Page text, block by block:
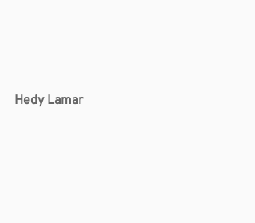
Hedy Lamar